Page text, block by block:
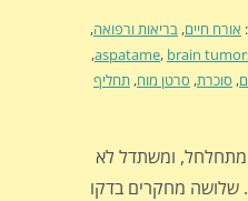
אורח חיים, בריאות ורפואה,
aspatame, brain
,
, סוכרת, סרטן מוח, תחליף
ומשתדל לא
שלושה מחקרים בדקו